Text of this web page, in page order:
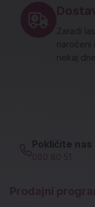
Zaradi
naročeni
nekaj
Pokličite nas
080 80 51
Prodajni